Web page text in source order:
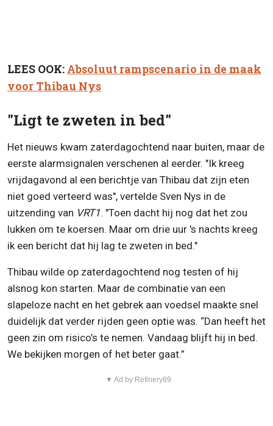
LEES OOK: Absoluut rampscenario in de maak
voor Thibau Nys
"Ligt te zweten in bed"
Het nieuws kwam zaterdagochtend naar buiten, maar de
eerste alarmsignalen verschenen al eerder. "Ik kreeg
vrijdagavond al een berichtje van Thibau dat zijn eten
niet goed verteerd was", vertelde Sven Nys in de
uitzending van VRT1. "Toen dacht hij nog dat het zou
lukken om te koersen. Maar om drie uur 's nachts kreeg
ik een bericht dat hij lag te zweten in bed."
Thibau wilde op zaterdagochtend nog testen of hij
alsnog kon starten. Maar de combinatie van een
slapeloze nacht en het gebrek aan voedsel maakte snel
duidelijk dat verder rijden geen optie was. “Dan heeft het
geen zin om risico’s te nemen. Vandaag blijft hij in bed.
We bekijken morgen of het beter gaat.”
▼ Ad by Refinery89